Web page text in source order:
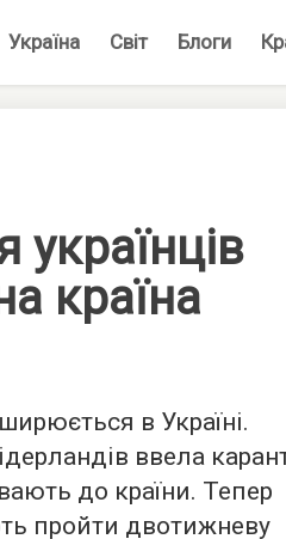
Україна Світ Блоги
українців
країна
в Україні.
ввела
до країни. Тепер
пройти двотижневу